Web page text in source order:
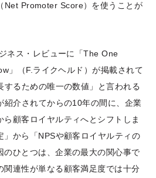
Net Promoter Score）を使うことが
ネス・レビューに「The One
」（F.ライクヘルド）が掲載されて
するための唯一の数値」と言われる
紹介されてからの10年の間に、企業
顧客ロイヤルティへとシフトしま
」から「NPSや顧客ロイヤルティの
のひとつは、企業の最大の関心事で
関連性が単なる顧客満足度では十分